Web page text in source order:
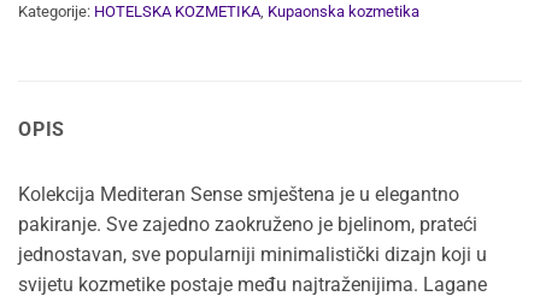
Kategorije: HOTELSKA KOZMETIKA Kupaonska kozmetika
OPIS
Kolekcija Mediteran Sense smještena je u elegantno
pakiranje. Sve zajedno zaokruženo je bjelinom, prateći
jednostavan, sve popularniji minimalistički dizajn koji u
svijetu kozmetike postaje među najtraženijima. Lagane